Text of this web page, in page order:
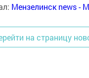
Мензелинск news -
на страницу